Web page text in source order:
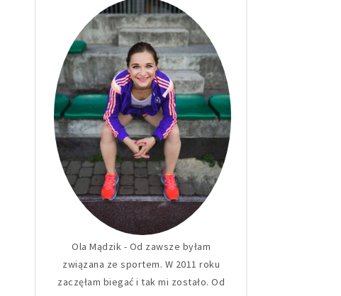
Ola Mądzik - Od zawsze byłam
związana ze sportem. W 2011 roku
zaczęłam biegać i tak mi zostało. Od